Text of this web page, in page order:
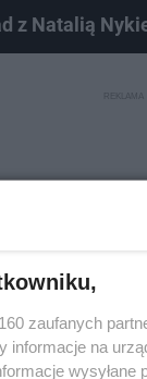
z Natalią
zaufanych
informacje na